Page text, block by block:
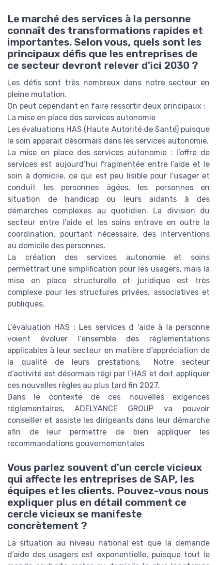
Le marché des services à la personne
connaît des transformations rapides et
importantes. Selon vous, quels sont les
principaux défis que les entreprises de
ce secteur devront relever d'ici 2030 ?
Les défis sont très nombreux dans notre secteur en
pleine mutation.
On peut cependant en faire ressortir deux principaux :
La mise en place des services autonomie
Les évaluations HAS (Haute Autorité de Santé) puisque
le soin apparait désormais dans les services autonomie.
La mise en place des services autonomie : l’offre de
services est aujourd’hui fragmentée entre l’aide et le
soin à domicile, ce qui est peu lisible pour l’usager et
conduit les personnes âgées, les personnes en
situation de handicap ou leurs aidants à des
démarches complexes au quotidien. La division du
secteur entre l’aide et les soins entrave en outre la
coordination, pourtant nécessaire, des interventions
au domicile des personnes.
La création des services autonomie et soins
permettrait une simplification pour les usagers, mais la
mise en place structurelle et juridique est très
complexe pour les structures privées, associatives et
publiques.
L’évaluation HAS : Les services d ’aide à la personne
voient évoluer l’ensemble des réglementations
applicables à leur secteur en matière d’appréciation de
la qualité de leurs prestations. Notre secteur
d’activité est désormais régi par l’HAS et doit appliquer
ces nouvelles règles au plus tard fin 2027.
Dans le contexte de ces nouvelles exigences
réglementaires, ADELYANCE GROUP va pouvoir
conseiller et assiste les dirigeants dans leur démarche
afin de leur permettre de bien appliquer les
recommandations gouvernementales
Vous parlez souvent d'un cercle vicieux
qui affecte les entreprises de SAP, les
équipes et les clients. Pouvez-vous nous
expliquer plus en détail comment ce
cercle vicieux se manifeste
concrètement ?
La situation au niveau national est que la demande
d’aide des usagers est exponentielle, puisque tout le